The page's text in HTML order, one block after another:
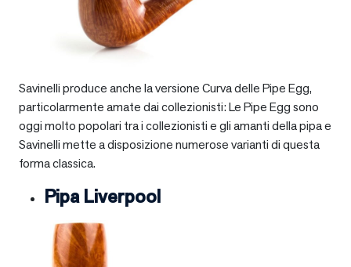
Savinelli produce anche la versione Curva delle Pipe Egg,
particolarmente amate dai collezionisti: Le Pipe Egg sono
oggi molto popolari tra i collezionisti e gli amanti della pipa e
Savinelli mette a disposizione numerose varianti di questa
forma classica.
Pipa Liverpool